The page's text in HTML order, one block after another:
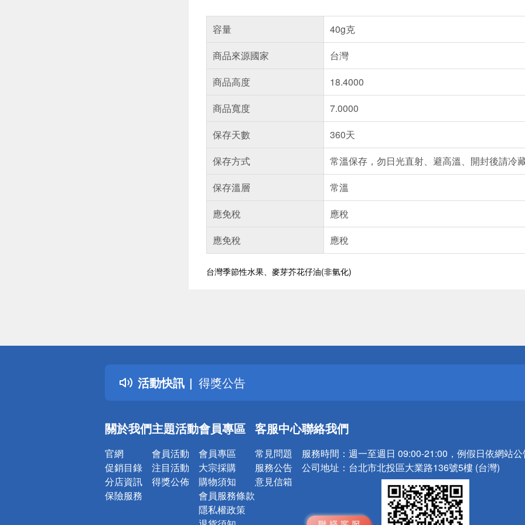
容量
40g克
商品來源國家
台灣
商品高度
18.4000
商品寬度
7.0000
保存天數
360天
保存方式
常溫保存，勿日光直射、避高溫、開封後請冷
保存溫層
常溫
應免稅
應稅
應免稅
應稅
台灣季節性水果、麥芽芥花仔油(非氫化)
活動快訊
詐騙網頁！請小心！
得獎公告
熱門話題
銀行優惠
詐騙網頁！請小心！
關於我們
官網
促銷目錄
分店資訊
保險服務
主題活動
會員活動
注目活動
得獎公佈
會員專區
會員專區
大宗採購
購物須知
會員服務條款
隱私權政策
客服中心
常見問題
服務公告
意見信箱
聯絡我們
服務時間： 週一至週日 09:00-21:00，例假日依網站
公司地址： 台北市北投區大業路136號5樓 (台灣)